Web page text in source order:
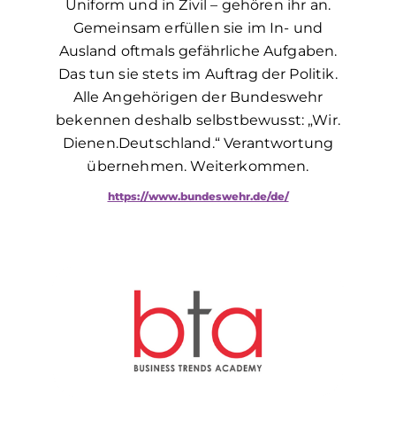
Uniform und in Zivil – gehören ihr an.
Gemeinsam erfüllen sie im In- und
Ausland oftmals gefährliche Aufgaben.
Das tun sie stets im Auftrag der Politik.
Alle Angehörigen der Bundeswehr
bekennen deshalb selbstbewusst: „Wir.
Dienen.Deutschland.“ Verantwortung
übernehmen. Weiterkommen.
https://www.bundeswehr.de/de/